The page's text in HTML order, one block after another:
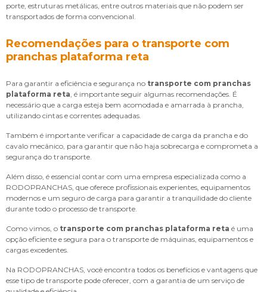
porte, estruturas metálicas, entre outros materiais que não podem ser
transportados de forma convencional.
Recomendações para o transporte com
pranchas plataforma reta
Para garantir a eficiência e segurança no transporte com pranchas
plataforma reta , é importante seguir algumas recomendações. É
necessário que a carga esteja bem acomodada e amarrada à prancha,
utilizando cintas e correntes adequadas.
Também é importante verificar a capacidade de carga da prancha e do
cavalo mecânico, para garantir que não haja sobrecarga e comprometa a
segurança do transporte.
Além disso, é essencial contar com uma empresa especializada como a
RODOPRANCHAS, que oferece profissionais experientes, equipamentos
modernos e um seguro de carga para garantir a tranquilidade do cliente
durante todo o processo de transporte.
Como vimos, o transporte com pranchas plataforma reta é uma
opção eficiente e segura para o transporte de máquinas, equipamentos e
cargas excedentes.
Na RODOPRANCHAS, você encontra todos os benefícios e vantagens que
esse tipo de transporte pode oferecer, com a garantia de um serviço de